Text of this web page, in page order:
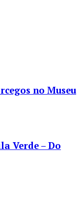
no Museu
Verde – Do